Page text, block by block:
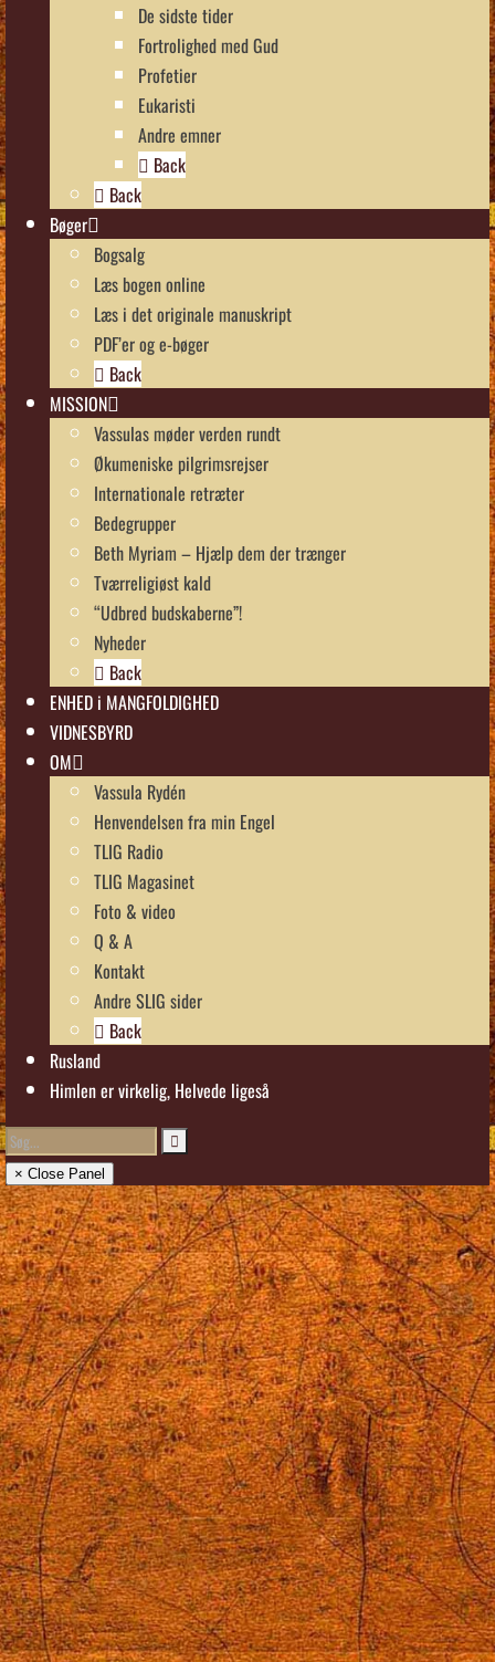
De sidste tider
Fortrolighed med Gud
Profetier
Eukaristi
Andre emner
Back
Back
Bøger
Bogsalg
Læs bogen online
Læs i det originale manuskript
PDF’er og e-bøger
Back
MISSION
Vassulas møder verden rundt
Økumeniske pilgrimsrejser
Internationale retræter
Bedegrupper
Beth Myriam – Hjælp dem der trænger
Tværreligiøst kald
“Udbred budskaberne”!
Nyheder
Back
ENHED i MANGFOLDIGHED
VIDNESBYRD
OM
Vassula Rydén
Henvendelsen fra min Engel
TLIG Radio
TLIG Magasinet
Foto & video
Q & A
Kontakt
Andre SLIG sider
Back
Rusland
Himlen er virkelig, Helvede ligeså
× Close Panel